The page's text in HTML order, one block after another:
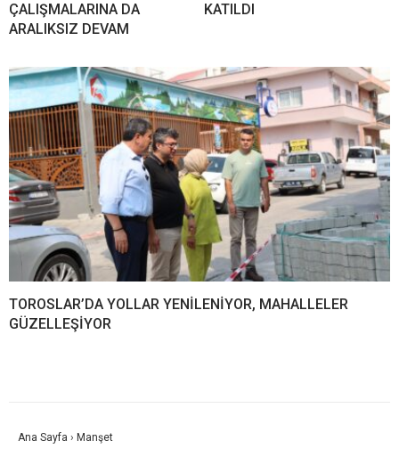
ÇALIŞMALARINA DA
ARALIKSIZ DEVAM
KATILDI
TOROSLAR’DA YOLLAR YENİLENİYOR, MAHALLELER
GÜZELLEŞİYOR
Ana Sayfa › Manşet